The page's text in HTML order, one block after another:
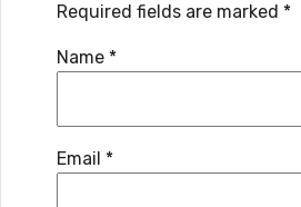
Required fields are marked *
Name *
Email *